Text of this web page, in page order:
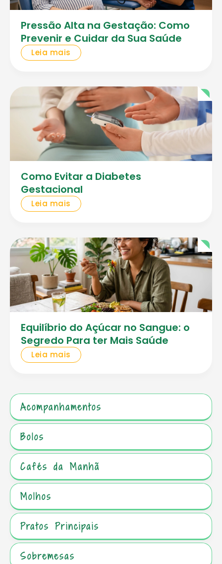
Pressão Alta na Gestação: Como
Prevenir e Cuidar da Sua Saúde
Leia mais
Como Evitar a Diabetes
Gestacional
Leia mais
Equilíbrio do Açúcar no Sangue: o
Segredo Para ter Mais Saúde
Leia mais
Acompanhamentos
Bolos
Cafés da Manhã
Molhos
Pratos Principais
Sobremesas